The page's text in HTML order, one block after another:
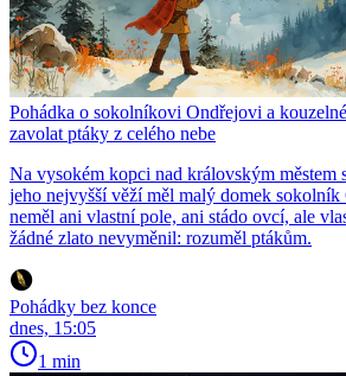
Pohádka o sokolníkovi Ondřejovi a
zavolat ptáky z celého nebe
Na vysokém kopci nad královským městem
jeho nejvyšší věží měl malý domek
neměl ani vlastní pole, ani stádo ovcí, ale
žádné zlato nevyměnil: rozuměl ptákům.
Pohádky bez konce
dnes, 15:05
1 min